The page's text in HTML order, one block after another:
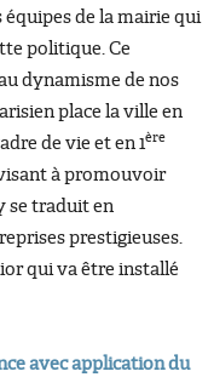
de la mairie qui
politique. Ce
dynamisme de nos
place la ville en
de vie et en 1ère
à promouvoir
se traduit en
prestigieuses.
qui va être installé
avec application du